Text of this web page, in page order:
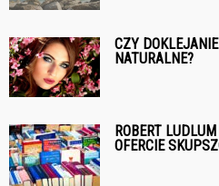
CZY
NATURALNE?
ROBERT
OFERCIE